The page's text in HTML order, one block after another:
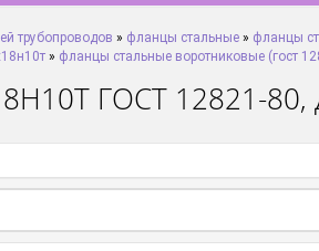
трубопроводов » фланцы стальные » фланцы
» фланцы стальные воротниковые (гост
ГОСТ 12821-80,